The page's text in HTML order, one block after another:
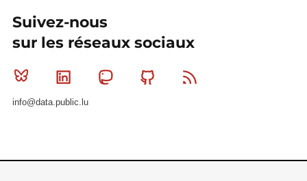
Suivez-nous
sur les réseaux sociaux
Bluesky Linkedin MastodonGithub
info@data.public.lu